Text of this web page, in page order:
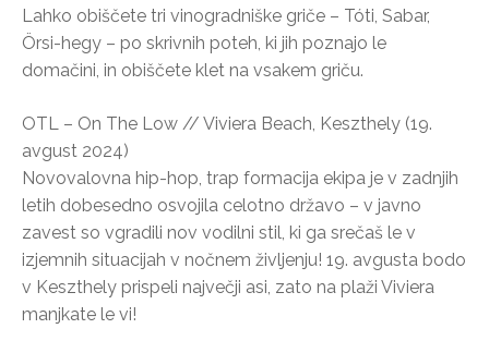
Lahko obiščete tri vinogradniške griče – Tóti, Sabar,
Örsi-hegy – po skrivnih poteh, ki jih poznajo le
domačini, in obiščete klet na vsakem griču.
OTL – On The Low // Viviera Beach, Keszthely (19.
avgust 2024)
Novovalovna hip-hop, trap formacija ekipa je v zadnjih
letih dobesedno osvojila celotno državo – v javno
zavest so vgradili nov vodilni stil, ki ga srečaš le v
izjemnih situacijah v nočnem življenju! 19. avgusta bodo
v Keszthely prispeli največji asi, zato na plaži Viviera
manjkate le vi!